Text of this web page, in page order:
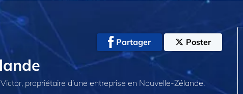
Partager Poster
propriétaire d’une entreprise en Nouvelle-Zélande.